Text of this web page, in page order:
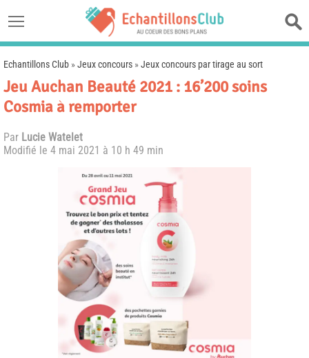
Echantillons Club »Jeux concours »Jeux concours par tirage au sort
Jeu Auchan Beauté 2021 : 16’200 soins
Cosmia à remporter
Par Lucie Watelet
Modifié le 4 mai 2021 à 10 h 49 min